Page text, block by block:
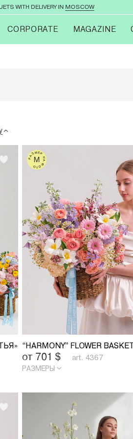
WITH DELIVERY IN MOSCOW
CORPORATE MAGAZINE
РАЗМЕР НА ФОТО
M
“HARMONY” FLOWER
от 701 $ art. 4367
РАЗМЕРЫ